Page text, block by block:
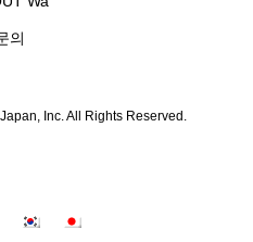
의
Inc. All Rights Reserved.